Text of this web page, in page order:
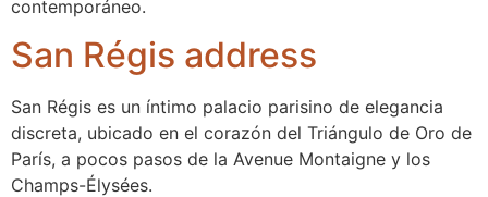
contemporáneo.
San Régis address
San Régis es un íntimo palacio parisino de elegancia
discreta, ubicado en el corazón del Triángulo de Oro de
París, a pocos pasos de la Avenue Montaigne y los
Champs-Élysées.